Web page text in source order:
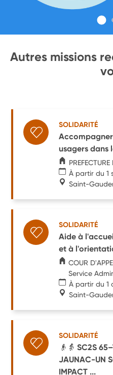
Autres missions
SOLIDARITÉ
usagers dans
À partir du 1
Saint-
SOLIDARITÉ
Aide à
et à
COUR
Service
À partir du 1
Saint-
SOLIDARITÉ
👴👵 SC2S
JAUNAC-UN
IMPACT ...